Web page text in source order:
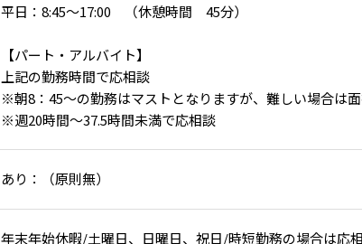
平日：8:45～17:00 （休憩時間 45分）
【パート・アルバイト】
上記の勤務時間で応相談
※朝8：45～の勤務はマストとなりますが、難しい場合は
※週20時間～37.5時間未満で応相談
あり：（原則無）
年末年始休暇/土曜日、日曜日、祝日/時短勤務の場合は応